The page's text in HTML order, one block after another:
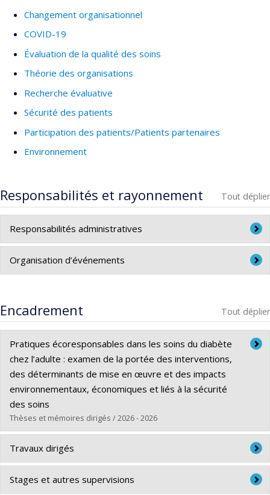
Changement organisationnel
COVID-19
Évaluation de la qualité des soins
Théorie des organisations
Recherche évaluative
Sécurité des patients
Participation des patients/Patients partenaires
Environnement
Responsabilités et rayonnement Tout déplier
Responsabilités administratives
Responsable par intérim du microprogramme de 2ème
cycle en gestion de la qualité et de la sécurité des patients
Organisation d’événements
Jean-Yves-Rivard.
développement de la main d’œuvre en santé : état de situation,
mai 2024. Centre de recherche du CHUM.
Encadrement Tout déplier
Pratiques écoresponsables dans les soins du diabète
chez l’adulte : examen de la portée des interventions,
des déterminants de mise en œuvre et des impacts
environnementaux, économiques et liés à la sécurité
des soins
Thèses et mémoires dirigés / 2026 - 2026
Diplômé(e) :Milord, Marie Michelle
Cycle :Maîtrise
Diplôme obtenu :M. Sc.
Lien vers le document dans Papyrus
Travaux dirigés
Suzanne Chahine (mai 2023-août 2023). Étudiante à la
Stages et autres supervisions